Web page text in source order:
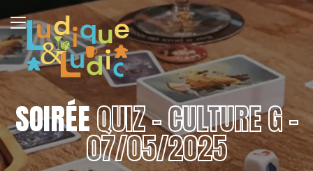
SOIRÉEQUIZ – CULTURE G –
07/05/2025